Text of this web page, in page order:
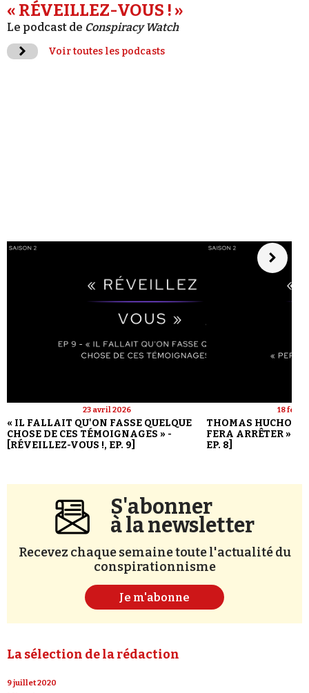
« RÉVEILLEZ-VOUS ! »
Le podcast de Conspiracy Watch
Voir toutes les podcasts
23 avril 2026
« IL FALLAIT QU'ON FASSE QUELQUE
CHOSE DE CES TÉMOIGNAGES » -
[RÉVEILLEZ-VOUS !, EP. 9]
18
THOMAS HUCHON :
FERA ARRÊTER » -
EP. 8]
S'abonner
à la newsletter
Recevez chaque semaine toute l'actualité du
conspirationnisme
Je m'abonne
La sélection de la rédaction
9 juillet 2020